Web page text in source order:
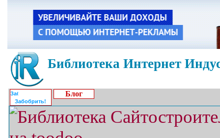
Библиотека Интернет
Забобрить!
Блог